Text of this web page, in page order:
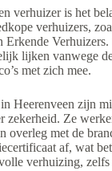
verhuizer is het
verhuizers,
Erkende
lijken vanwege
met zich mee.
Heerenveen zijn
zekerheid. Ze
overleg met de
af, wat
verhuizing,